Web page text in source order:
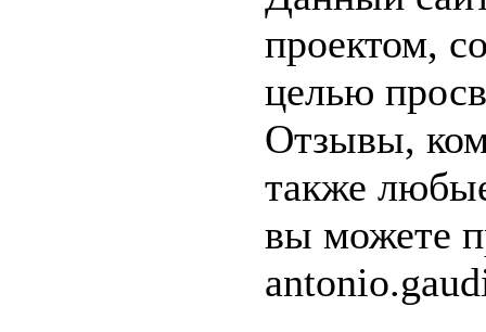
проектом,
целью
Отзывы,
также
вы можете